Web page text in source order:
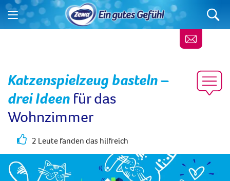
Katzenspielzeug basteln –
drei Ideen für das
Wohnzimmer
2 Leute fanden das hilfreich